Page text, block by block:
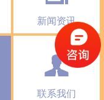
新闻资讯
联系我们